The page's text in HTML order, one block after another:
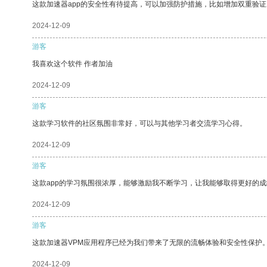
这款加速器app的安全性有待提高，可以加强防护措施，比如增加双重验证
2024-12-09
游客
我喜欢这个软件 作者加油
2024-12-09
游客
这款学习软件的社区氛围非常好，可以与其他学习者交流学习心得。
2024-12-09
游客
这款app的学习氛围很浓厚，能够激励我不断学习，让我能够取得更好的成
2024-12-09
游客
这款加速器VPM应用程序已经为我们带来了无限的流畅体验和安全性保护。
2024-12-09